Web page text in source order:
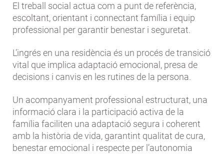
El treball social actua com a punt de referència,
escoltant, orientant i connectant família i equip
professional per garantir benestar i seguretat.
L’ingrés en una residència és un procés de transició
vital que implica adaptació emocional, presa de
decisions i canvis en les rutines de la persona.
Un acompanyament professional estructurat, una
informació clara i la participació activa de la
família faciliten una adaptació segura i coherent
amb la història de vida, garantint qualitat de cura,
benestar emocional i respecte per l’autonomia